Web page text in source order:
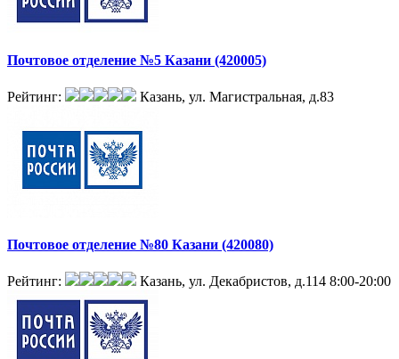
Почтовое отделение №5 Казани (420005)
Рейтинг: Казань, ул. Магистральная, д.83
Почтовое отделение №80 Казани (420080)
Рейтинг: Казань, ул. Декабристов, д.114 8:00-20:00